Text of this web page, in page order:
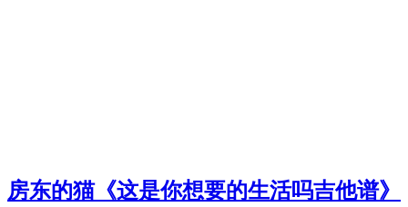
房东的猫《这是你想要的生活吗吉他谱》